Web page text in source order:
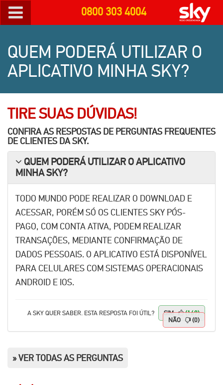
0800 303 4004
QUEM PODERÁ UTILIZAR O
APLICATIVO MINHA SKY?
TIRE SUAS DÚVIDAS!
CONFIRA AS RESPOSTAS DE PERGUNTAS FREQUENTES
DE CLIENTES DASKY.
QUEM PODERÁ UTILIZAR O APLICATIVO
MINHA SKY?
TODO MUNDO PODE REALIZAR O DOWNLOAD E
ACESSAR, PORÉM SÓ OS CLIENTES SKY PÓS-
PAGO, COM CONTA ATIVA, PODEM REALIZAR
TRANSAÇÕES, MEDIANTE CONFIRMAÇÃO DE
DADOS PESSOAIS. O APLICATIVO ESTÁ DISPONÍVEL
PARA CELULARES COM SISTEMAS OPERACIONAIS
ANDROID E IOS.
A SKY QUER SABER. ESTA RESPOSTA FOI ÚTIL? SIM
(169)
NÃO
(0)
» VER TODAS AS PERGUNTAS